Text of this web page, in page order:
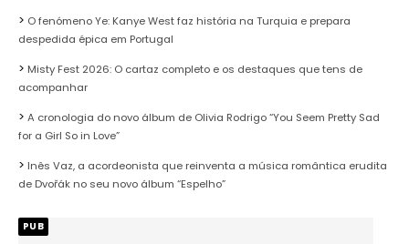
O fenómeno Ye: Kanye West faz história na Turquia e prepara
despedida épica em Portugal
Misty Fest 2026: O cartaz completo e os destaques que tens de
acompanhar
A cronologia do novo álbum de Olivia Rodrigo “You Seem Pretty Sad
for a Girl So in Love”
Inês Vaz, a acordeonista que reinventa a música romântica erudita
de Dvořák no seu novo álbum “Espelho”
PUB